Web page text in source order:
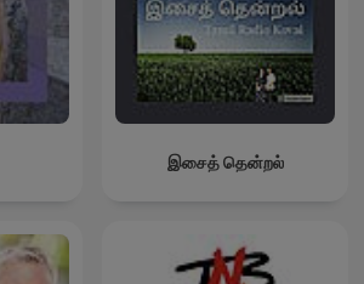
இசைத் தென்றல்